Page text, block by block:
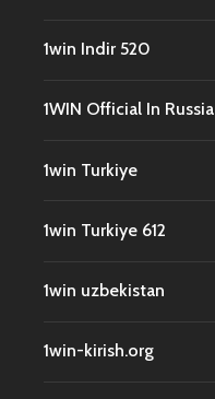
1win Indir 520
1WIN Official In Russia
1win Turkiye
1win Turkiye 612
1win uzbekistan
1win-kirish.org